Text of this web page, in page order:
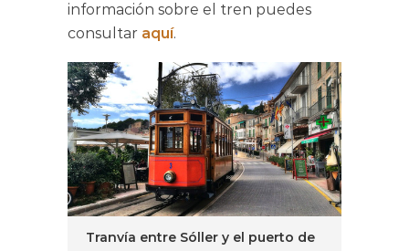
información sobre el tren puedes
consultar aquí.
Tranvía entre Sóller y el puerto de